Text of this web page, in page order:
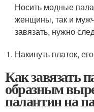
Носить модные
женщины, так и
завязать, нужно
Накинуть платок,
Как завязать
образным
палантин на